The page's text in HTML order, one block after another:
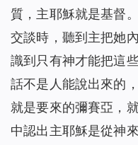
質，主耶穌就是基督
交談時，聽到主把她
識到只有神才能把這
話不是人能說出來的
就是要來的彌賽亞，
中認出主耶穌是從神